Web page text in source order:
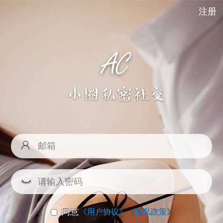
注册
同意《用户协议》《隐私政策》